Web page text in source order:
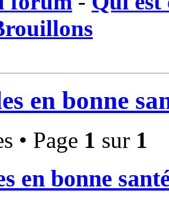
en bonne
• Page 1 sur 1
en bonne